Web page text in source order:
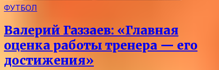
ФУТБОЛ
Валерий Газзаев: «Главная
оценка работы тренера — его
достижения»